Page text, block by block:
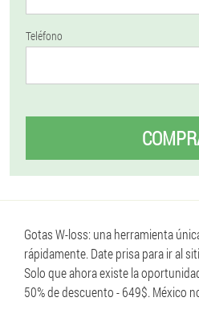
Teléfono
Gotas W-loss: una herramienta
rápidamente. Date prisa para ir al
Solo que ahora existe la
50% de descuento - 649$. México